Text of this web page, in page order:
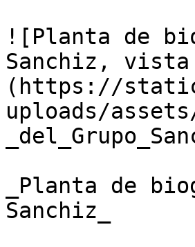
![Planta de
Sanchiz,
(https://
uploads/
_Planta de
Sanchiz_